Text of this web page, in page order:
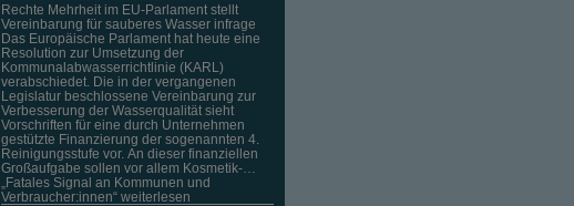
Rechte Mehrheit im EU-Parlament stellt
Vereinbarung für sauberes Wasser infrage
Das Europäische Parlament hat heute eine
Resolution zur Umsetzung der
Kommunalabwasserrichtlinie (KARL)
verabschiedet. Die in der vergangenen
Legislatur beschlossene Vereinbarung zur
Verbesserung der Wasserqualität sieht
Vorschriften für eine durch Unternehmen
gestützte Finanzierung der sogenannten 4.
Reinigungsstufe vor. An dieser finanziellen
Großaufgabe sollen vor allem Kosmetik-…
„Fatales Signal an Kommunen und
Verbraucher:innen“ weiterlesen